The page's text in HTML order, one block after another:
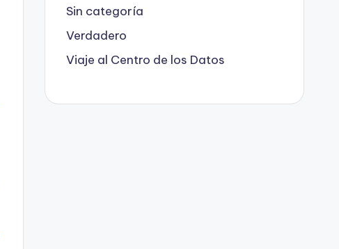
Sin categoría
Verdadero
Viaje al Centro de los Datos